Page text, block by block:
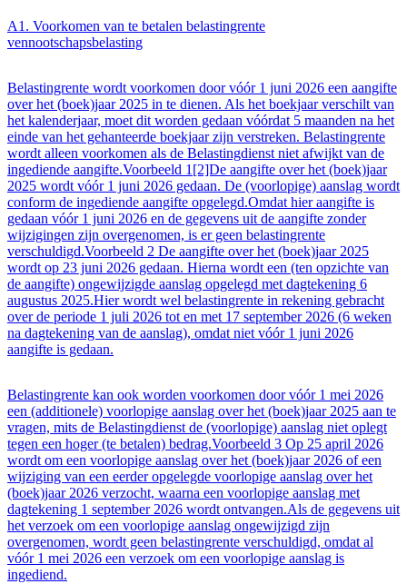
A1. Voorkomen van te betalen belastingrente
vennootschapsbelasting
Belastingrente wordt voorkomen door vóór 1 juni 2026 een aangifte
over het (boek)jaar 2025 in te dienen. Als het boekjaar verschilt van
het kalenderjaar, moet dit worden gedaan vóórdat 5 maanden na het
einde van het gehanteerde boekjaar zijn verstreken. Belastingrente
wordt alleen voorkomen als de Belastingdienst niet afwijkt van de
ingediende aangifte.Voorbeeld 1[2]De aangifte over het (boek)jaar
2025 wordt vóór 1 juni 2026 gedaan. De (voorlopige) aanslag wordt
conform de ingediende aangifte opgelegd.Omdat hier aangifte is
gedaan vóór 1 juni 2026 en de gegevens uit de aangifte zonder
wijzigingen zijn overgenomen, is er geen belastingrente
verschuldigd.Voorbeeld 2 De aangifte over het (boek)jaar 2025
wordt op 23 juni 2026 gedaan. Hierna wordt een (ten opzichte van
de aangifte) ongewijzigde aanslag opgelegd met dagtekening 6
augustus 2025.Hier wordt wel belastingrente in rekening gebracht
over de periode 1 juli 2026 tot en met 17 september 2026 (6 weken
na dagtekening van de aanslag), omdat niet vóór 1 juni 2026
aangifte is gedaan.
Belastingrente kan ook worden voorkomen door vóór 1 mei 2026
een (additionele) voorlopige aanslag over het (boek)jaar 2025 aan te
vragen, mits de Belastingdienst de (voorlopige) aanslag niet oplegt
tegen een hoger (te betalen) bedrag.Voorbeeld 3 Op 25 april 2026
wordt om een voorlopige aanslag over het (boek)jaar 2026 of een
wijziging van een eerder opgelegde voorlopige aanslag over het
(boek)jaar 2026 verzocht, waarna een voorlopige aanslag met
dagtekening 1 september 2026 wordt ontvangen.Als de gegevens uit
het verzoek om een voorlopige aanslag ongewijzigd zijn
overgenomen, wordt geen belastingrente verschuldigd, omdat al
vóór 1 mei 2026 een verzoek om een voorlopige aanslag is
ingediend.